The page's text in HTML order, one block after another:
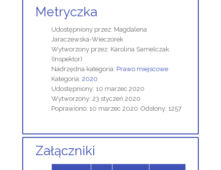
Metryczka
Udostępniony przez: Magdalena
Jaraczewska-Wieczorek
Wytworzony przez: Karolina Samelczak
(Inspektor)
Nadrzędna kategoria: Prawo miejscowe
Kategoria: 2020
Udostępniony: 10 marzec 2020
Wytworzony: 23 styczeń 2020
Poprawiono: 10 marzec 2020 Odsłony: 1257
Załączniki